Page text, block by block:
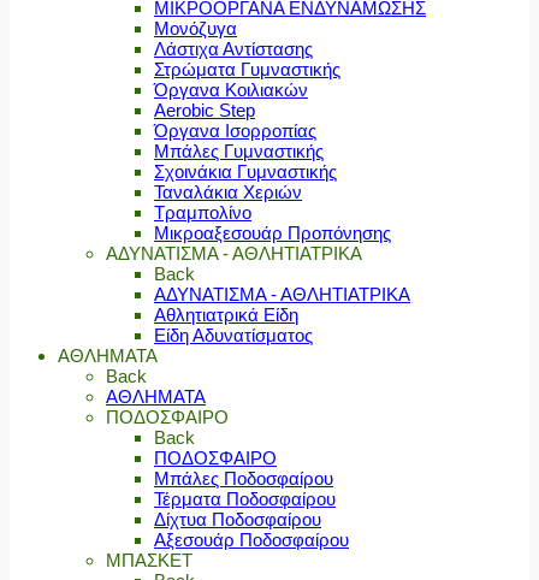
ΜΙΚΡΟΟΡΓΑΝΑ ΕΝΔΥΝΑΜΩΣΗΣ
Μονόζυγα
Λάστιχα Αντίστασης
Στρώματα Γυμναστικής
Όργανα Κοιλιακών
Aerobic Step
Όργανα Ισορροπίας
Μπάλες Γυμναστικής
Σχοινάκια Γυμναστικής
Ταναλάκια Χεριών
Τραμπολίνο
Μικροαξεσουάρ Προπόνησης
ΑΔΥΝΑΤΙΣΜΑ - ΑΘΛΗΤΙΑΤΡΙΚΑ
Back
ΑΔΥΝΑΤΙΣΜΑ - ΑΘΛΗΤΙΑΤΡΙΚΑ
Αθλητιατρικά Είδη
Είδη Αδυνατίσματος
ΑΘΛΗΜΑΤΑ
Back
ΑΘΛΗΜΑΤΑ
ΠΟΔΟΣΦΑΙΡΟ
Back
ΠΟΔΟΣΦΑΙΡΟ
Μπάλες Ποδοσφαίρου
Τέρματα Ποδοσφαίρου
Δίχτυα Ποδοσφαίρου
Αξεσουάρ Ποδοσφαίρου
ΜΠΑΣΚΕΤ